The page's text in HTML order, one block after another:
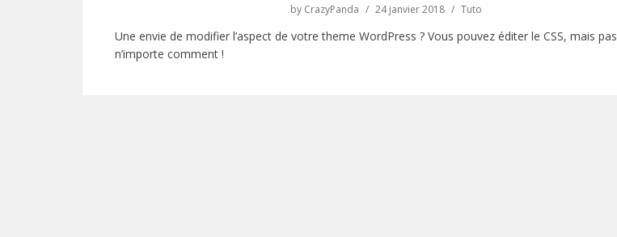
by CrazyPanda 24 janvier 2018 Tuto
Une envie de modifier l’aspect de votre theme WordPress ? Vous pouvez éditer le CSS, mais pas
n’importe comment !